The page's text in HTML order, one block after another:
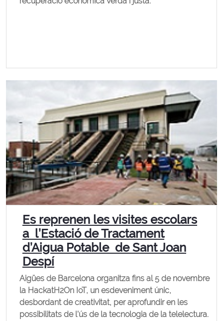
Es reprenen les visites escolars
a l’Estació de Tractament
d’Aigua Potable de Sant Joan
Despí
Aigües de Barcelona organitza fins al 5 de novembre
la HackatH2On IoT, un esdeveniment únic,
desbordant de creativitat, per aprofundir en les
possibilitats de l’ús de la tecnologia de la telelectura.